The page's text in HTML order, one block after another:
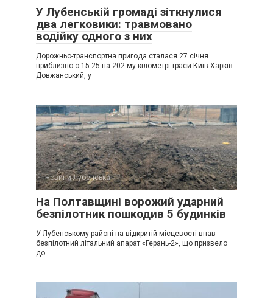
У Лубенській громаді зіткнулися
два легковики: травмовано
водійку одного з них
Дорожньо-транспортна пригода сталася 27 січня
приблизно о 15:25 на 202-му кілометрі траси Київ-Харків-
Довжанський, у
Новини Лубенська
На Полтавщині ворожий ударний
безпілотник пошкодив 5 будинків
У Лубенському районі на відкритій місцевості впав
безпілотний літальний апарат «Герань-2», що призвело
до